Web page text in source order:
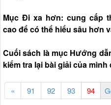
Mục Đi xa hơn: cung cấp
cao để có thể hiểu sâu hơn
Cuối sách là mục Hướng
kiểm tra lại bài giải của
« 91 92 93